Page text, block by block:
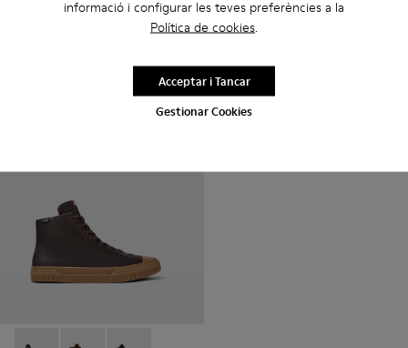
informació i configurar les teves preferències a la
Política de cookies.
Gestionar Cookies
Acceptar i Tancar
Camaleon
Afegir